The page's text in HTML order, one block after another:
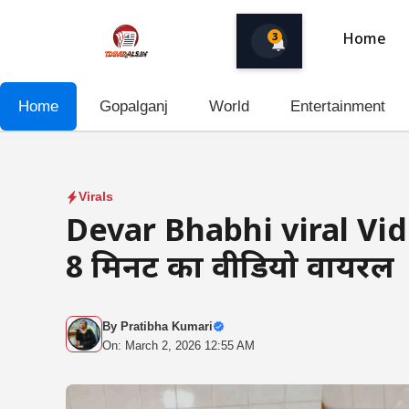
3 Home
Home Gopalganj World Entertainment
Virals
Devar Bhabhi viral
8 मिनट का वीडियो
By Pratibha Kumari
On: March 2, 2026 12:55 AM